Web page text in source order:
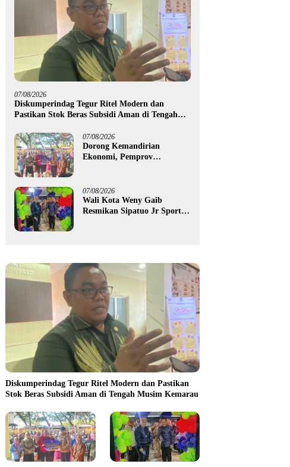
07/08/2026
Diskumperindag Tegur Ritel Modern dan
Pastikan Stok Beras Subsidi Aman di Tengah
07/08/2026
Dorong Kemandirian
Ekonomi, Pemprov
untuk 395 Pelaku Usaha
07/08/2026
Wali Kota Weny Gaib
Resmikan Sipatuo Jr Sport
Diskumperindag Tegur Ritel Modern dan Pastikan
Stok Beras Subsidi Aman di Tengah Musim Kemarau